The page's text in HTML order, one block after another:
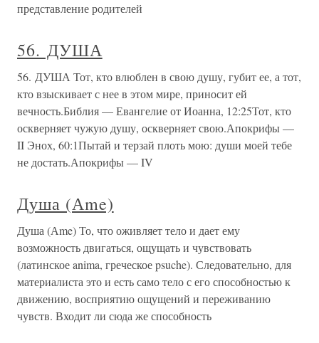
представление родителей
56. ДУША
56. ДУША Тот, кто влюблен в свою душу, губит ее, а тот,
кто взыскивает с нее в этом мире, приносит ей
вечность.Библия — Евангелие от Иоанна, 12:25Тот, кто
оскверняет чужую душу, оскверняет свою.Апокрифы —
II Энох, 60:1Пытай и терзай плоть мою: души моей тебе
не достать.Апокрифы — IV
Душа (Аme)
Душа (Аme) То, что оживляет тело и дает ему
возможность двигаться, ощущать и чувствовать
(латинское anima, греческое psuche). Следовательно, для
материалиста это и есть само тело с его способностью к
движению, восприятию ощущений и переживанию
чувств. Входит ли сюда же способность